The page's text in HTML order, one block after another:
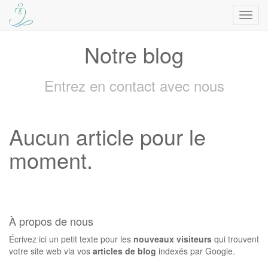
la
Notre blog
Entrez en contact avec nous
Aucun article pour le
moment.
À propos de nous
Écrivez ici un petit texte pour les nouveaux visiteurs qui trouvent
votre site web via vos articles de blog indexés par Google.